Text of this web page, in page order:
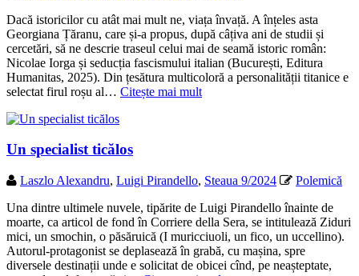
Dacă istoricilor cu atât mai mult ne, viața învață. A înțeles asta
Georgiana Țăranu, care și-a propus, după câțiva ani de studii și
cercetări, să ne descrie traseul celui mai de seamă istoric român:
Nicolae Iorga și seducția fascismului italian (București, Editura
Humanitas, 2025). Din țesătura multicoloră a personalității titanice e
selectat firul roșu al… Citește mai mult
Un specialist ticălos
Laszlo Alexandru, Luigi Pirandello, Steaua 9/2024
Polemică
Una dintre ultimele nuvele, tipărite de Luigi Pirandello înainte de
moarte, ca articol de fond în Corriere della Sera, se intitulează Ziduri
mici, un smochin, o păsăruică (I muricciuoli, un fico, un uccellino).
Autorul-protagonist se deplasează în grabă, cu mașina, spre
diversele destinații unde e solicitat de obicei cînd, pe neașteptate,